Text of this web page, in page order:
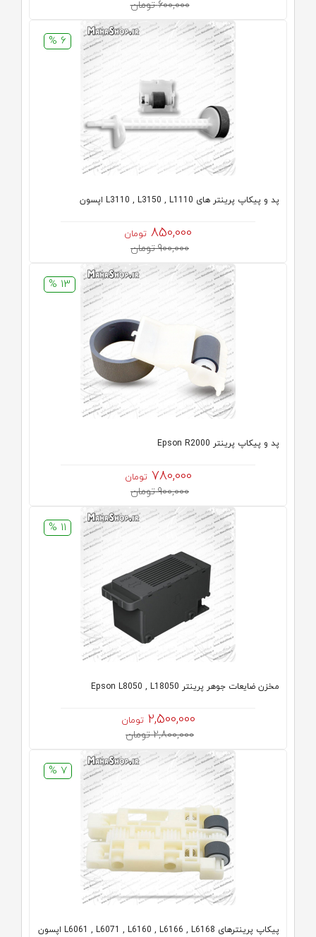
600,000 تومان
6 %
پد و پیکاپ پرینتر های L3110 , L3150 , L1110 اپسون
850,000 تومان
900,000 تومان
13 %
پد و پیکاپ پرینتر Epson R2000
780,000 تومان
900,000 تومان
11 %
مخزن ضایعات جوهر پرینتر Epson L8050 , L18050
2,500,000 تومان
2,800,000 تومان
7 %
پیکاپ پرینترهای L6061 , L6071 , L6160 , L6166 , L6168 اپسون